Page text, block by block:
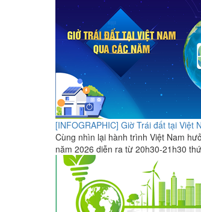
[INFOGRAPHIC] Giờ Trái đất tại Việt
Cùng nhìn lại hành trình Việt Nam
năm 2026 diễn ra từ 20h30-21h30